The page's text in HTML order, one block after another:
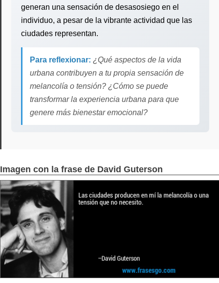
generan una sensación de desasosiego en el
individuo, a pesar de la vibrante actividad que las
ciudades representan.
Para reflexionar: ¿Qué aspectos de la vida
urbana contribuyen a tu propia sensación de
melancolía o tensión? ¿Cómo se puede
transformar la experiencia urbana para que
genere más bienestar emocional?
Imagen con la frase de David Guterson